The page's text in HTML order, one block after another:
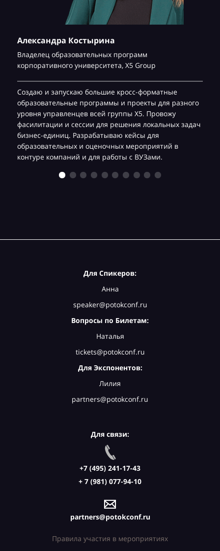
Александра Костырина
Владелец образовательных программ
корпоративного университета, Х5 Group
Создаю и запускаю большие кросс-форматные
образовательные программы и проекты для разного
уровня управленцев всей группы Х5. Провожу
фасилитации и сессии для решения локальных задач
бизнес-единиц. Разрабатываю кейсы для
образовательных и оценочных мероприятий в
контуре компаний и для работы с ВУЗами.
Для Спикеров:
Анна
speaker@potokconf.ru
Вопросы по Билетам:
Наталья
tickets@potokconf.ru
Для Экспонентов:
Лилия
partners@potokconf.ru
Для связи:
+7 (495) 241-17-43
+ 7 (981) 077-94-10
partners@potokconf.ru
Правила участия в мероприятиях